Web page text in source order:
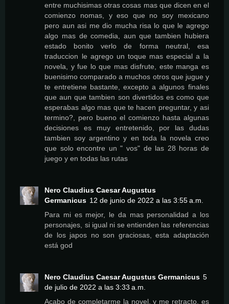
entre muchisimas otras cosas mas que dicen en el
comienzo nomas, y eso que no soy mexicano
pero aun asi me dio mucha risa lo que le agrego
algo mas de comedia, aun que tambien hubiera
estado bonito verlo de forma neutral, esa
traduccion le agrego un toque mas especial a la
novela, y fue lo que mas disfrute, este manga es
buenisimo comparado a muchos otros que jugue y
te entretiene bastante, excepto a algunos finales
que aun que tambien son divertidos es como que
esperabas algo mas que te hacen preguntar, y asi
termino?, pero bueno el comienzo hasta algunas
decisiones es muy entretenido, por las dudas
tambien soy argentino y en toda la novela creo
que solo encontre un " vos" de las 28 horas de
juego y en todas las rutas
Nero Claudius Caesar Augustus
Germanicus 12 de junio de 2022 a las 3:55 a.m.
Para mi es mejor, le da mas personalidad a los
personajes, si igual ni se entienden las referencias
de los japos no son graciosas, esta adaptación
está god
Nero Claudius Caesar Augustus Germanicus 5
de julio de 2022 a las 3:33 a.m.
Acabo de completarme la novel, y me retracto, es